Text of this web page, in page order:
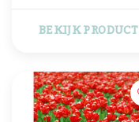
BEKIJK PRODUCT